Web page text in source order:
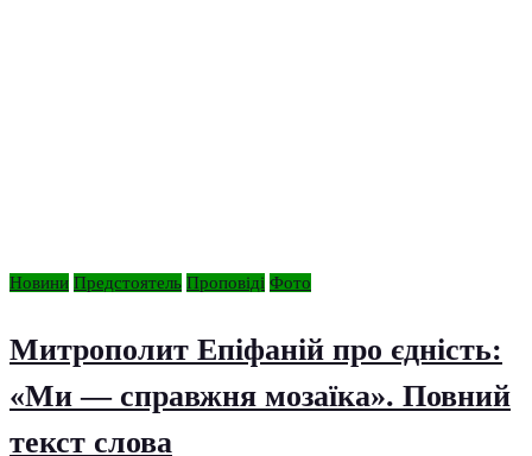
Новини Предстоятель Проповіді Фото
Митрополит Епіфаній про єдність:
«Ми — справжня мозаїка». Повний
текст слова